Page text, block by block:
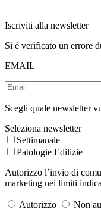
Iscriviti alla newsletter
Si è verificato un errore
EMAIL
Scegli quale newsletter
Seleziona newsletter
Settimanale
Patologie Edilizie
Autorizzo l’invio di
marketing nei limiti
Autorizzo
Non